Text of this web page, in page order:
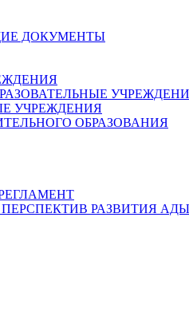
ДОКУМЕНТЫ
УЧРЕЖДЕНИЯ
ОБРАЗОВАНИЯ
РАЗВИТИЯ